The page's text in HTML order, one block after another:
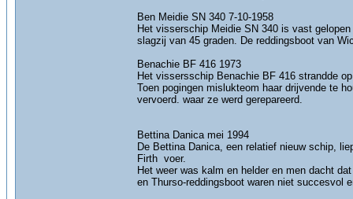
Ben Meidie SN 340 7-10-1958
Het visserschip Meidie SN 340 is vast
slagzij van 45 graden. De reddingsboot van
Benachie BF 416 1973
Het vissersschip Benachie BF 416 strandde
Toen pogingen mislukteom haar drijvende te
vervoerd. waar ze werd gerepareerd.
Bettina Danica mei 1994
De Bettina Danica, een relatief nieuw schip,
Firth voer.
Het weer was kalm en helder en men dacht
en Thurso-reddingsboot waren niet succesvol